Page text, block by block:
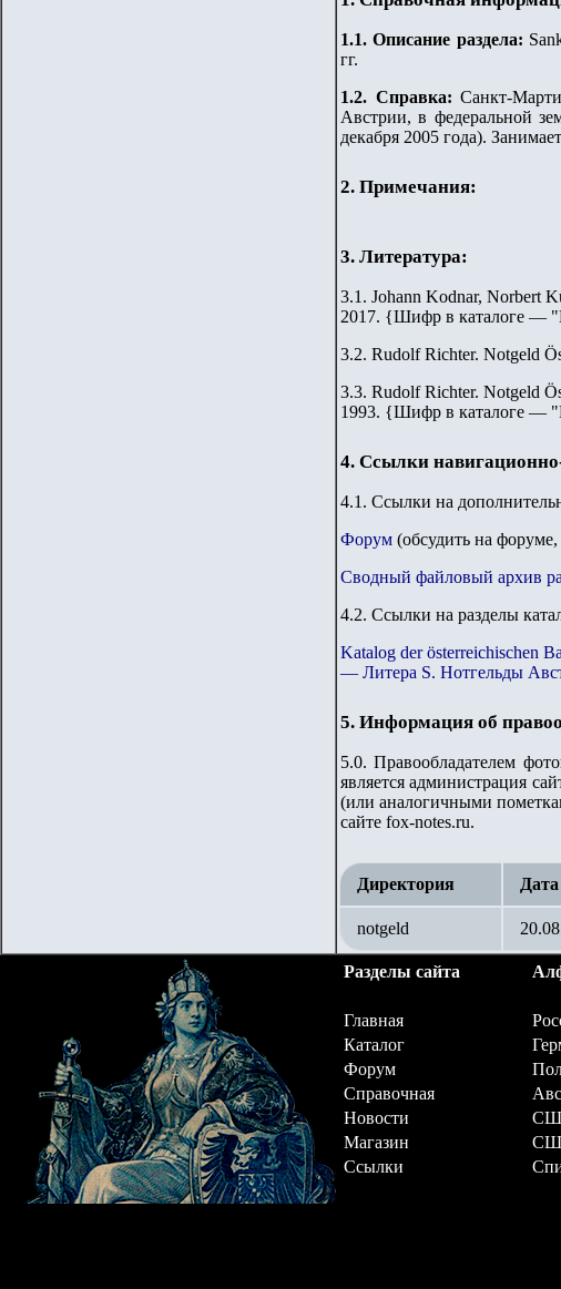
1.1.Описание раздела:
гг.
1.2. Справка: Санкт-
Австрии, в федеральной
декабря 2005 года).
2. Примечания:
3. Литература:
3.1. Johann Kodnar, Norbert
2017. {Шифр в каталоге — "
3.2. Rudolf Richter. Notgeld
3.3. Rudolf Richter. Notgeld
1993. {Шифр в каталоге — "
4. Ссылки
4.1. Ссылки на
Форум (обсудить на форуме,
Сводный файловый архив
4.2. Ссылки на разделы
Katalog der österreichischen
— Литера S. Нотгельды
5. Информация об
5.0. Правообладателем
является администрация
(или аналогичными
сайте fox-notes.ru.
Директория
notgeld
Разделы сайта
Главная
Каталог
Форум
Справочная
Новости
Магазин
Ссылки